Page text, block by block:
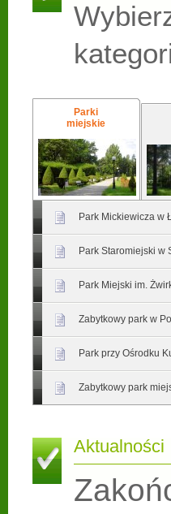
Parki
miejskie
Park Mickiewicza w
Park Staromiejski w
Park Miejski im.
Zabytkowy park w
Park przy Ośrodku
Zabytkowy park
Aktualności